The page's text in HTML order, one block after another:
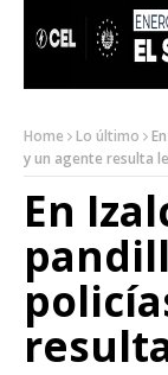
Home Lo último
y un agente resulta
En